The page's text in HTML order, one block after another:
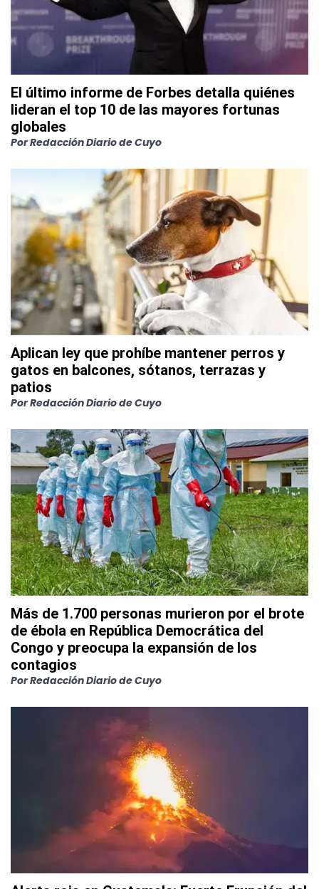
El último informe de Forbes detalla quiénes
lideran el top 10 de las mayores fortunas
globales
PorRedacción Diario de Cuyo
Aplican ley que prohíbe mantener perros y
gatos en balcones, sótanos, terrazas y
patios
PorRedacción Diario de Cuyo
Más de 1.700 personas murieron por el brote
de ébola en República Democrática del
Congo y preocupa la expansión de los
contagios
PorRedacción Diario de Cuyo